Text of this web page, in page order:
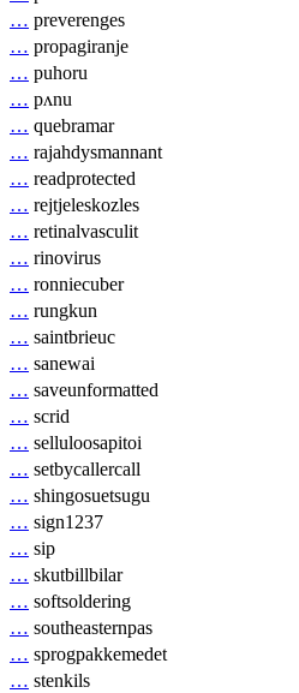
… preverenges
… propagiranje
… puhoru
… pʌnu
… quebramar
… rajahdysmannant
… readprotected
… rejtjeleskozles
… retinalvasculit
… rinovirus
… ronniecuber
… rungkun
… saintbrieuc
… sanewai
… saveunformatted
… scrid
… selluloosapitoi
… setbycallercall
… shingosuetsugu
… sign1237
… sip
… skutbillbilar
… softsoldering
… southeasternpas
… sprogpakkemedet
… stenkils